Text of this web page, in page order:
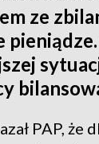
ze
PAP, że